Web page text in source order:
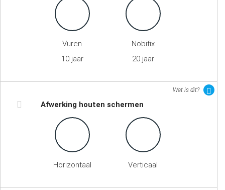
Vuren
10 jaar
Nobifix
20 jaar
Wat is dit?
Afwerking houten schermen
Horizontaal Verticaal